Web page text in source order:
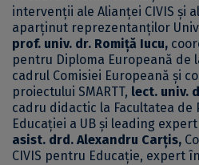
intervenții ale Alianței CIVIS și
aparținut reprezentanților
prof. univ. dr. Romiță Iucu,
pentru Diploma Europeană de
cadrul Comisiei Europeană și
proiectului SMARTT, lect. univ.
cadru didactic la Facultatea de
Educației a UB și leading
asist. drd. Alexandru Carțis,
CIVIS pentru Educație, expert